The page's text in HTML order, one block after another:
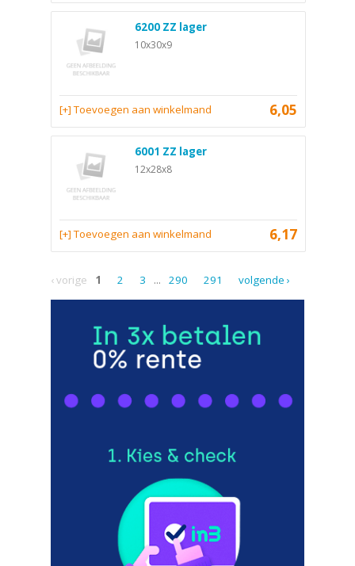
6200 ZZ lager
10x30x9
6,05
[+] Toevoegen aan winkelmand
6001 ZZ lager
12x28x8
6,17
[+] Toevoegen aan winkelmand
‹ vorige 1 2 3 ... 290 291 volgende ›